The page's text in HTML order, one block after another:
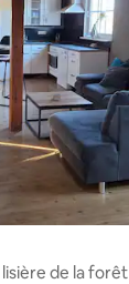
lisière de la forêt